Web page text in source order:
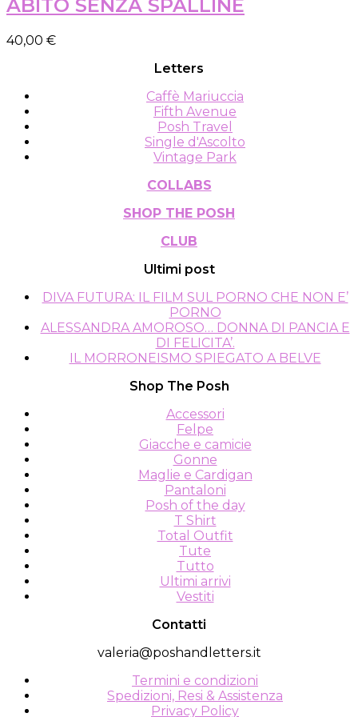
pagina
prodotto
più
Le
ABITO SENZA SPALLINE
40,00 €
Letters
Caffè Mariuccia
Fifth Avenue
Posh Travel
Single d'Ascolto
Vintage Park
COLLABS
SHOP THE POSH
CLUB
Ultimi post
DIVA FUTURA: IL FILM SUL PORNO CHE NON E’
PORNO
ALESSANDRA AMOROSO… DONNA DI PANCIA E
DI FELICITA’.
IL MORRONEISMO SPIEGATO A BELVE
Shop The Posh
Accessori
Felpe
Giacche e camicie
Gonne
Maglie e Cardigan
Pantaloni
Posh of the day
T Shirt
Total Outfit
Tute
Tutto
Ultimi arrivi
Vestiti
Contatti
valeria@poshandletters.it
Termini e condizioni
Spedizioni, Resi & Assistenza
Privacy Policy